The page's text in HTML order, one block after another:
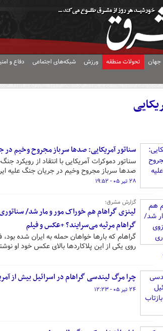
جهان تحولات منطقه ورزش شبکه‌های اجتماعی دفاع و
سناتور آمریکایی: صدها سرباز مجروح وخیم در
سناتور دموکرات آمریکایی با انتقاد از
صدها سرباز مجروح وخیم در جریان جنگ علیه
۲۸ تیر ۰۵ - ۱۹:۵۲
گزارش مشرق؛
لینزی گراهام هم خوراک مور و مار شد/
گراهام مرثیه می‌سرایند؟ +عکس و فیلم
گراهام که بارها خواهان حمله به ایران شده
روی یکی از این پلاکاردها بالای عکس خود او
چرا مرگ لیندسی گراهام در اسرائیل بیش از
۲۴ تیر ۰۵ - ۱۲:۲۳